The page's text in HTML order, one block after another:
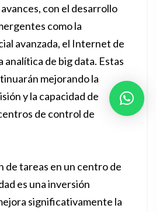
con el desarrollo
como la
avanzada, el Internet de
analítica de big data. Estas
mejorando la
y la capacidad de
de control de
de tareas en un centro de
es una inversión
significativamente la